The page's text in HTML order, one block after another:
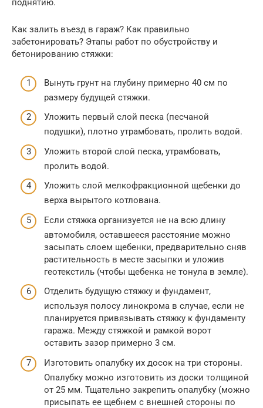
поднятию.
Как залить въезд в гараж? Как правильно
забетонировать? Этапы работ по обустройству и
бетонированию стяжки:
Вынуть грунт на глубину примерно 40 см по
размеру будущей стяжки.
Уложить первый слой песка (песчаной
подушки), плотно утрамбовать, пролить водой.
Уложить второй слой песка, утрамбовать,
пролить водой.
Уложить слой мелкофракционной щебенки до
верха вырытого котлована.
Если стяжка организуется не на всю длину
автомобиля, оставшееся расстояние можно
засыпать слоем щебенки, предварительно сняв
растительность в месте засыпки и уложив
геотекстиль (чтобы щебенка не тонула в земле).
Отделить будущую стяжку и фундамент,
используя полосу линокрома в случае, если не
планируется привязывать стяжку к фундаменту
гаража. Между стяжкой и рамкой ворот
оставить зазор примерно 3 см.
Изготовить опалубку их досок на три стороны.
Опалубку можно изготовить из доски толщиной
от 25 мм. Тщательно закрепить опалубку (можно
присыпать ее щебнем с внешней стороны по